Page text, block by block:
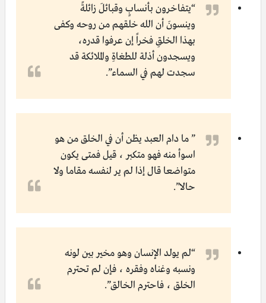
“يتفاخرون بأنسابٍ وقبائلَ زائلةً
وينسونَ أن الله خلقهم من روحه وكفى
بهذا الخلقِ فخـراً إن عـرفـوا قـدره،
ويسجدون أذلة للطغاةِ والملائكة قد
سجدت لهم في السماء”.
” ما دام العبد يظن أن في الخلق من هو
اسوأ منه فهو متكبر ، قيل فمتى يكون
متواضعا قال إذا لم ير لنفسه مقاما ولا
حالا”.
“لم يولد الإنسان وهو مخير بين لونه
ونسبه وغناه وفقره ، فإن لم تحترم
الخلق ، فاحترم الخالق”.